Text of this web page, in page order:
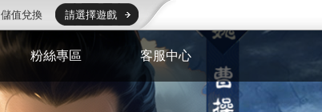
儲值兌換 請選擇遊戲
粉絲專區 客服中心